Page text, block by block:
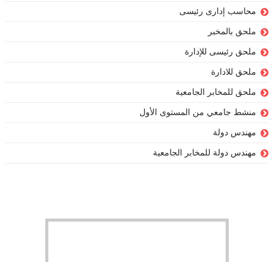
محاسب إدارى رئيسى
ملحق بالمخبر
ملحق رئيسى للإدارة
ملحق للادارة
ملحق للمخابر الجامعية
منشط جامعي من المستوى الأول
مهندس دولة
مهندس دولة للمخابر الجامعية